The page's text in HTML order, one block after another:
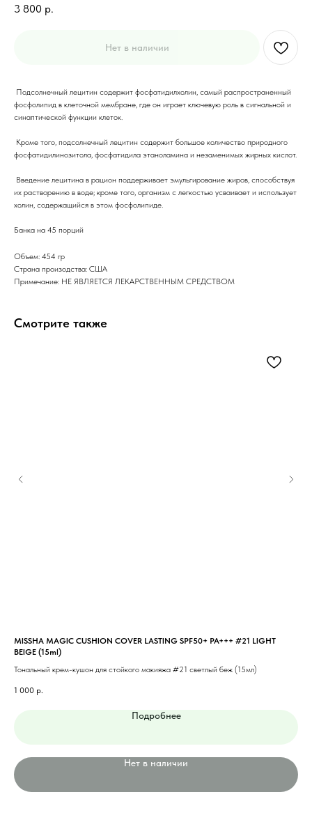
3 800 р.
Нет в наличии
Подсолнечный лецитин содержит фосфатидилхолин, самый распространенный
фосфолипид в клеточной мембране, где он играет ключевую роль в сигнальной и
синаптической функции клеток.
Кроме того, подсолнечный лецитин содержит большое количество природного
фосфатидилинозитола, фосфатидила этаноламина и незаменимых жирных кислот.
Введение лецитина в рацион поддерживает эмульгирование жиров, способствуя
их растворению в воде; кроме того, организм с легкостью усваивает и использует
холин, содержащийся в этом фосфолипиде.
Банка на 45 порций
Объем: 454 гр
Страна произодства: США
Примечание: НЕ ЯВЛЯЕТСЯ ЛЕКАРСТВЕННЫМ СРЕДСТВОМ
Смотрите также
MISSHA MAGIC CUSHION COVER LASTING SPF50+ PA+++ #21 LIGHT
BEIGE (15ml)
Тональный крем-кушон для стойкого макияжа #21 светлый беж (15мл)
1 000 р.
Подробнее
Нет в наличии